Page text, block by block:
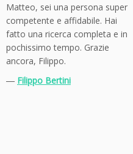
Matteo, sei una persona super
competente e affidabile. Hai
fatto una ricerca completa e in
pochissimo tempo. Grazie
ancora, Filippo.
― Filippo Bertini